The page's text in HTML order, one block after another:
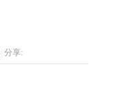
分享: